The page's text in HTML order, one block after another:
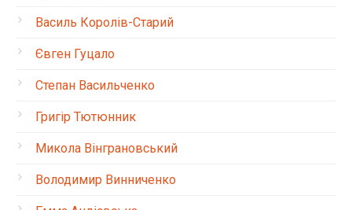
Василь Королів-Старий
Євген Гуцало
Степан Васильченко
Григір Тютюнник
Микола Вінграновський
Володимир Винниченко